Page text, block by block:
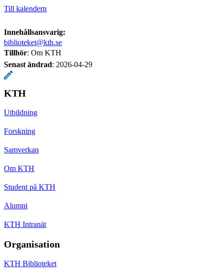
Till kalendern
Innehållsansvarig:
biblioteket@kth.se
Tillhör: Om KTH
Senast ändrad: 2026-04-29
KTH
Utbildning
Forskning
Samverkan
Om KTH
Student på KTH
Alumni
KTH Intranät
Organisation
KTH Biblioteket